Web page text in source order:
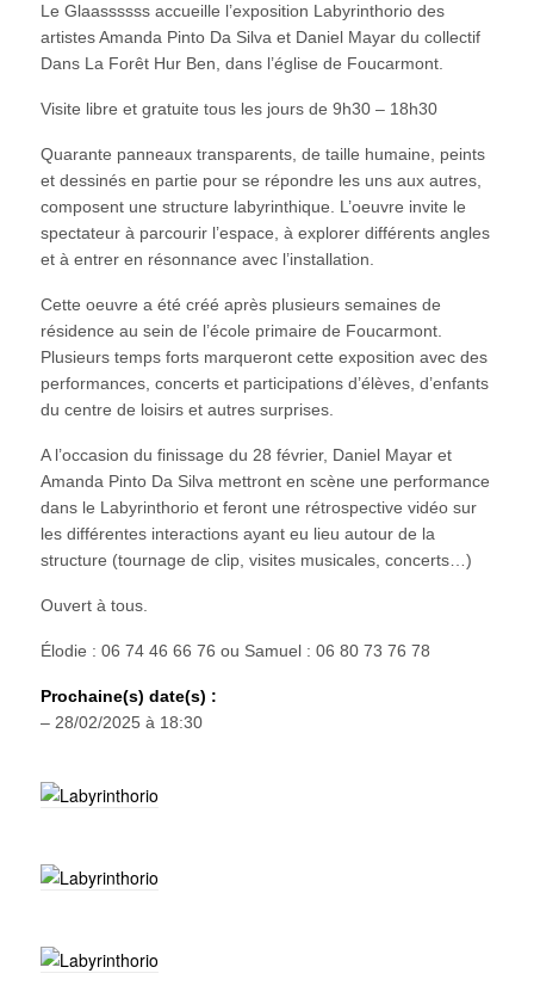
Le Glaassssss accueille l’exposition Labyrinthorio des
artistes Amanda Pinto Da Silva et Daniel Mayar du collectif
Dans La Forêt Hur Ben, dans l’église de Foucarmont.
Visite libre et gratuite tous les jours de 9h30 – 18h30
Quarante panneaux transparents, de taille humaine, peints
et dessinés en partie pour se répondre les uns aux autres,
composent une structure labyrinthique. L’oeuvre invite le
spectateur à parcourir l’espace, à explorer différents angles
et à entrer en résonnance avec l’installation.
Cette oeuvre a été créé après plusieurs semaines de
résidence au sein de l’école primaire de Foucarmont.
Plusieurs temps forts marqueront cette exposition avec des
performances, concerts et participations d’élèves, d’enfants
du centre de loisirs et autres surprises.
A l’occasion du finissage du 28 février, Daniel Mayar et
Amanda Pinto Da Silva mettront en scène une performance
dans le Labyrinthorio et feront une rétrospective vidéo sur
les différentes interactions ayant eu lieu autour de la
structure (tournage de clip, visites musicales, concerts…)
Ouvert à tous.
Élodie : 06 74 46 66 76 ou Samuel : 06 80 73 76 78
Prochaine(s) date(s) :
– 28/02/2025 à 18:30